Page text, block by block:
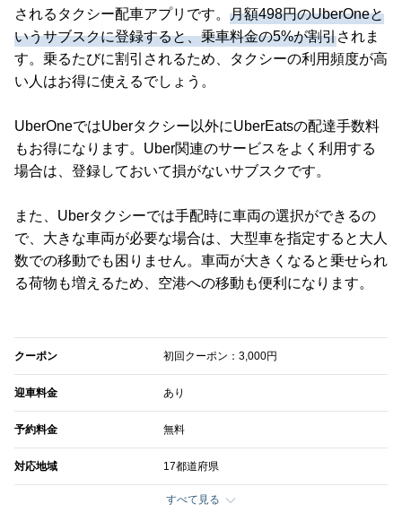
されるタクシー配車アプリです。 月額498円のUberOneと
いうサブスクに登録すると、乗車料金の5%が割引されま
す。乗るたびに割引されるため、タクシーの利用頻度が高
い人はお得に使えるでしょう。
UberOneではUberタクシー以外にUberEatsの配達手数料
もお得になります。Uber関連のサービスをよく利用する
場合は、登録しておいて損がないサブスクです。
また、Uberタクシーでは手配時に車両の選択ができるの
で、大きな車両が必要な場合は、大型車を指定すると大人
数での移動でも困りません。車両が大きくなると乗せられ
る荷物も増えるため、空港への移動も便利になります。
クーポン 初回クーポン：3,000円
迎車料金 あり
予約料金 無料
対応地域 17都道府県
すべて見る